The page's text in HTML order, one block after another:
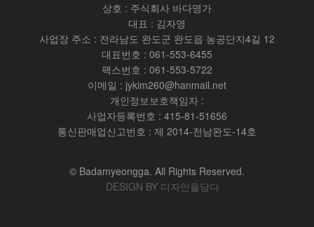
상호 : 주식회사 바다명가
대표 : 김자영
사업장 주소 : 전라남도 완도군 완도읍 농공단지4길 12
대표번호 : 061-553-6455
팩스번호 : 061-553-5722
이메일 : jykim260@hanmail.net
개인정보보호책임자 :
사업자등록번호 : 415-81-51656
통신판매업신고번호 : 제 2014-전남완도-14호
© Badamyeongga. All Rights Reserved.
DESIGN BY 디자인을담다